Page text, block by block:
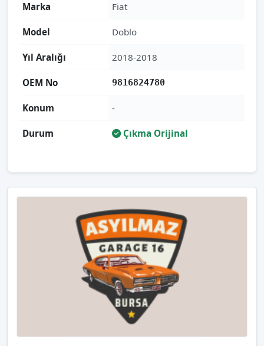
Marka Fiat
Model Doblo
Yıl Aralığı 2018-2018
OEM No 9816824780
Konum -
Durum Çıkma Orijinal